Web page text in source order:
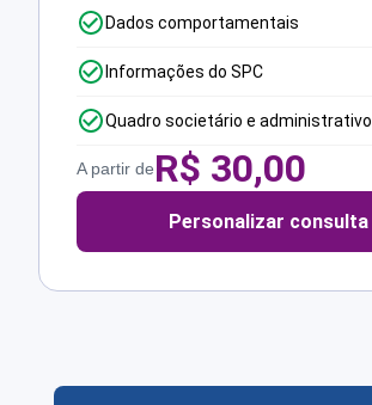
Dados comportamentais
Informações do SPC
Quadro societário e administrativo
A partir deR$ 30,00
Personalizar consulta